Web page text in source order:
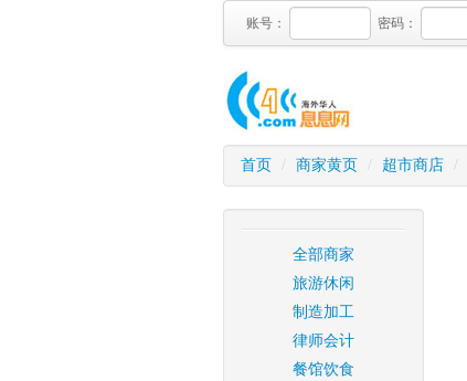
账号： 密码：
首页 / 商家黄页 / 超市商店 /
全部商家
旅游休闲
制造加工
律师会计
餐馆饮食